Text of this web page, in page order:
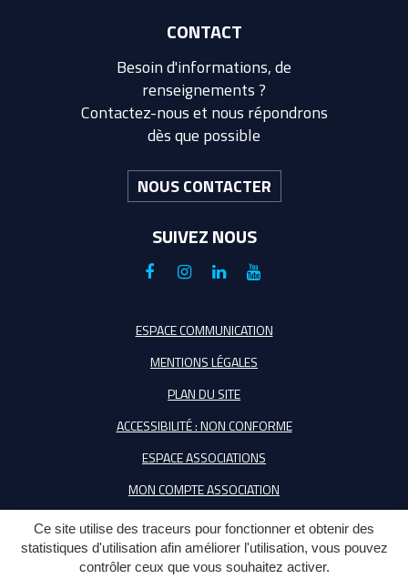
Ce site utilise des traceurs pour fonctionner et obtenir des
statistiques d'utilisation afin améliorer l'utilisation, vous pouvez
contrôler ceux que vous souhaitez activer.
CONTACT
Besoin d'informations, de
renseignements ?
Contactez-nous et nous répondrons
dès que possible
NOUS CONTACTER
SUIVEZ NOUS
Lien
le
Facebook
Lien
le
compte
Instagram
Lien
le
compte
Linkedin
Lien
la
Youtube
ESPACE COMMUNICATION
MENTIONS LÉGALES
PLAN DU SITE
ACCESSIBILITÉ : NON CONFORME
ESPACE ASSOCIATIONS
MON COMPTE ASSOCIATION